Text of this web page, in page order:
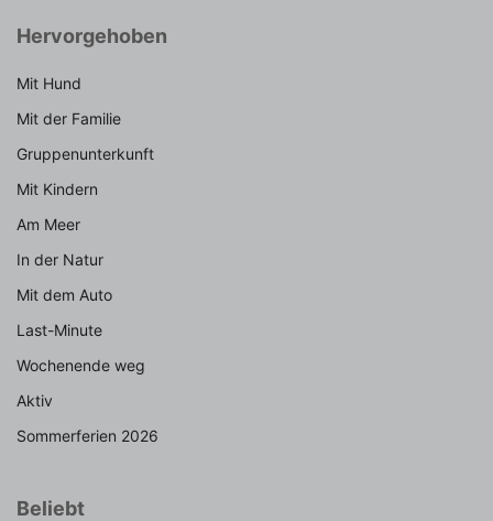
Hervorgehoben
Mit Hund
Mit der Familie
Gruppenunterkunft
Mit Kindern
Am Meer
In der Natur
Mit dem Auto
Last-Minute
Wochenende weg
Aktiv
Sommerferien 2026
Beliebt